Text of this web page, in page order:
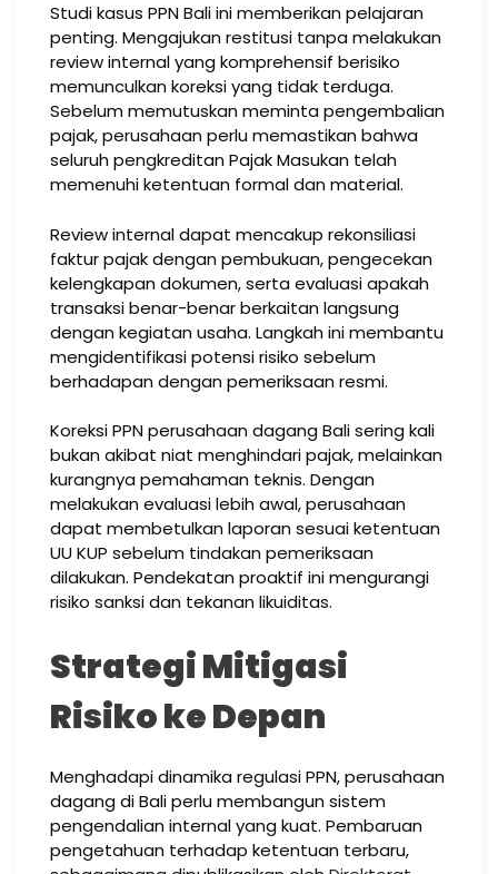
Studi kasus PPN Bali ini memberikan pelajaran
penting. Mengajukan restitusi tanpa melakukan
review internal yang komprehensif berisiko
memunculkan koreksi yang tidak terduga.
Sebelum memutuskan meminta pengembalian
pajak, perusahaan perlu memastikan bahwa
seluruh pengkreditan Pajak Masukan telah
memenuhi ketentuan formal dan material.
Review internal dapat mencakup rekonsiliasi
faktur pajak dengan pembukuan, pengecekan
kelengkapan dokumen, serta evaluasi apakah
transaksi benar-benar berkaitan langsung
dengan kegiatan usaha. Langkah ini membantu
mengidentifikasi potensi risiko sebelum
berhadapan dengan pemeriksaan resmi.
Koreksi PPN perusahaan dagang Bali sering kali
bukan akibat niat menghindari pajak, melainkan
kurangnya pemahaman teknis. Dengan
melakukan evaluasi lebih awal, perusahaan
dapat membetulkan laporan sesuai ketentuan
UU KUP sebelum tindakan pemeriksaan
dilakukan. Pendekatan proaktif ini mengurangi
risiko sanksi dan tekanan likuiditas.
Strategi Mitigasi
Risiko ke Depan
Menghadapi dinamika regulasi PPN, perusahaan
dagang di Bali perlu membangun sistem
pengendalian internal yang kuat. Pembaruan
pengetahuan terhadap ketentuan terbaru,